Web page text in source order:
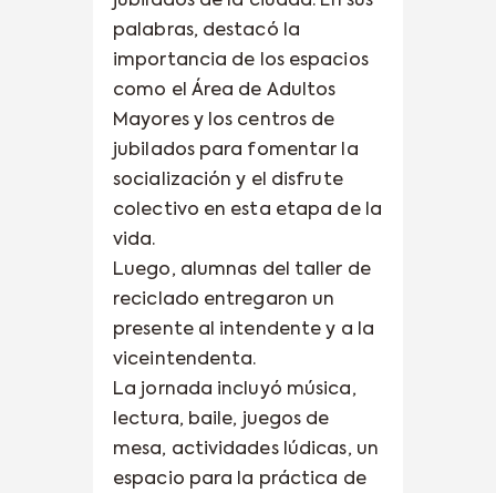
palabras, destacó la
importancia de los espacios
como el Área de Adultos
Mayores y los centros de
jubilados para fomentar la
socialización y el disfrute
colectivo en esta etapa de la
vida.
Luego, alumnas del taller de
reciclado entregaron un
presente al intendente y a la
viceintendenta.
La jornada incluyó música,
lectura, baile, juegos de
mesa, actividades lúdicas, un
espacio para la práctica de